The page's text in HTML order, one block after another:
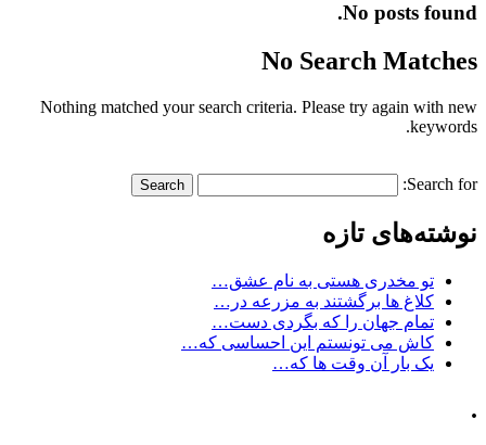
No posts found.
No Search Matches
Nothing matched your search criteria. Please try again with new
keywords.
Search for:
نوشته‌های تازه
تو مخدری هستی به نام عشق…
کلاغ ها برگشتند به مزرعه در…
تمام جهان را که بگردی دست…
کاش می تونستم این احساسی که…
یک بار آن وقت ها که…
.